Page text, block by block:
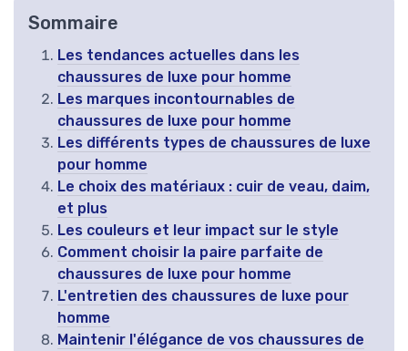
Sommaire
Les tendances actuelles dans les
chaussures de luxe pour homme
Les marques incontournables de
chaussures de luxe pour homme
Les différents types de chaussures de luxe
pour homme
Le choix des matériaux : cuir de veau, daim,
et plus
Les couleurs et leur impact sur le style
Comment choisir la paire parfaite de
chaussures de luxe pour homme
L'entretien des chaussures de luxe pour
homme
Maintenir l'élégance de vos chaussures de